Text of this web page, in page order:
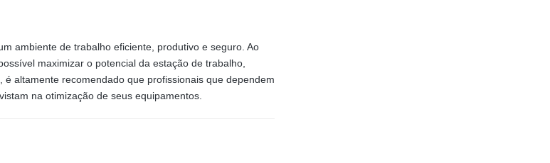
ambiente de trabalho eficiente, produtivo e seguro. Ao
maximizar o potencial da estação de trabalho,
altamente recomendado que profissionais que dependem
na otimização de seus equipamentos.